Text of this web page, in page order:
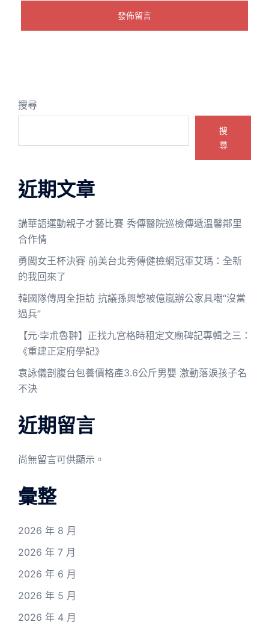
搜尋
搜
尋
近期文章
講華語運動親子才藝比賽 秀傳醫院巡檢傳遞溫馨鄰里
合作情
勇闖女王杯決賽 前美台北秀傳健檢網冠軍艾瑪：全新
的我回來了
韓國隊傳周全拒訪 抗議孫興慜被億嵐辦公家具嘲“沒當
過兵”
【元·孛朮魯翀】正找九宮格時租定文廟碑記專輯之三：
《重建正定府學記》
袁詠儀剖腹台包養價格產3.6公斤男嬰 激動落淚孩子名
不決
近期留言
尚無留言可供顯示。
彙整
2026 年 8 月
2026 年 7 月
2026 年 6 月
2026 年 5 月
2026 年 4 月